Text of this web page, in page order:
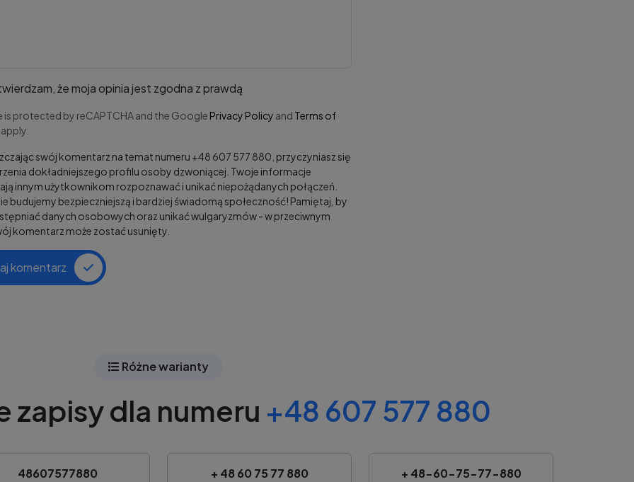
że moja opinia jest zgodna z prawdą
is protected by reCAPTCHA and the Google Privacy Policy and Terms of
apply.
swój komentarz na temat numeru +48 607 577 880, przyczyniasz się
dokładniejszego profilu osoby dzwoniącej. Twoje informacje
innym użytkownikom rozpoznawać i unikać niepożądanych połączeń.
budujemy bezpieczniejszą i bardziej świadomą społeczność! Pamiętaj, by
danych osobowych oraz unikać wulgaryzmów - w przeciwnym
komentarz może zostać usunięty.
komentarz
Różne warianty
dla numeru +48 607 577 880
48607577880 + 48 60 75 77 880 + 48-60-75-77-880